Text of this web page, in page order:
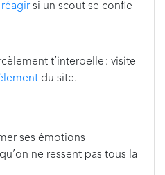
réagir si un scout se confie
t’interpelle : visite
du site.
ses émotions
ne ressent pas tous la